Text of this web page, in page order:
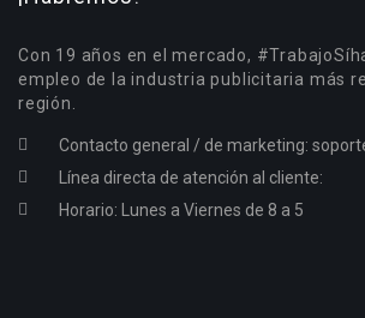
Con 19 años en el mercado,
empleo de la industria publicitaria más
región.
Contacto general / de marketing:
Línea directa de atención al cliente:
Horario: Lunes a Viernes de 8 a 5